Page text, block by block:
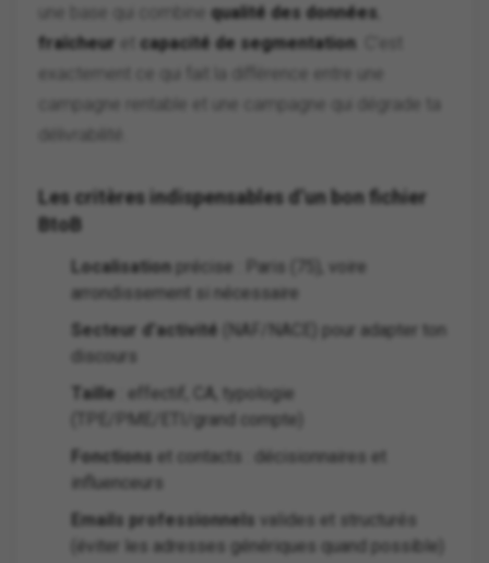
qualité des données
fraîcheur
capacité de segmentation
campagne rentable et une campagne qui dégrade ta
Les critères indispensables d’un bon fichier
BtoB
Localisation précise : Paris (75), voire
arrondissement si nécessaire
Secteur d’activité
(NAF/NACE) pour adapter ton
discours
Taille : effectif, CA, typologie
(TPE/PME/ETI/grand compte)
Fonctions et contacts : décisionnaires et
influenceurs
Emails professionnels valides et structurés
(éviter les adresses génériques quand possible)